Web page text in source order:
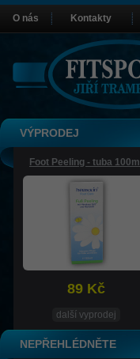
VÝPRODEJ
Foot Peeling - tuba 100ml
89 Kč
další vyprodej
NEPŘEHLÉDNĚTE
O nás Kontakty